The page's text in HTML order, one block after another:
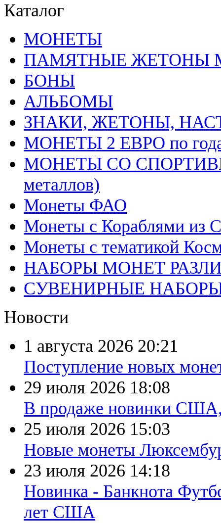
Каталог
MОНЕТЫ
ПАМЯТНЫЕ ЖЕТОНЫ
БОНЫ
АЛЬБОМЫ
ЗНАКИ, ЖЕТОНЫ,
МОНЕТЫ 2 ЕВРО по
МОНЕТЫ СО
металлов)
Монеты ФАО
Монеты с Кораблями из
Монеты с тематикой
НАБОРЫ МОНЕТ
СУВЕНИРНЫЕ
Новости
1 августа 2026 20:21
Поступление новых
29 июля 2026 18:08
В продаже новинки
25 июля 2026 15:03
Новые монеты
23 июля 2026 14:18
Новинка - Банкнота
лет США